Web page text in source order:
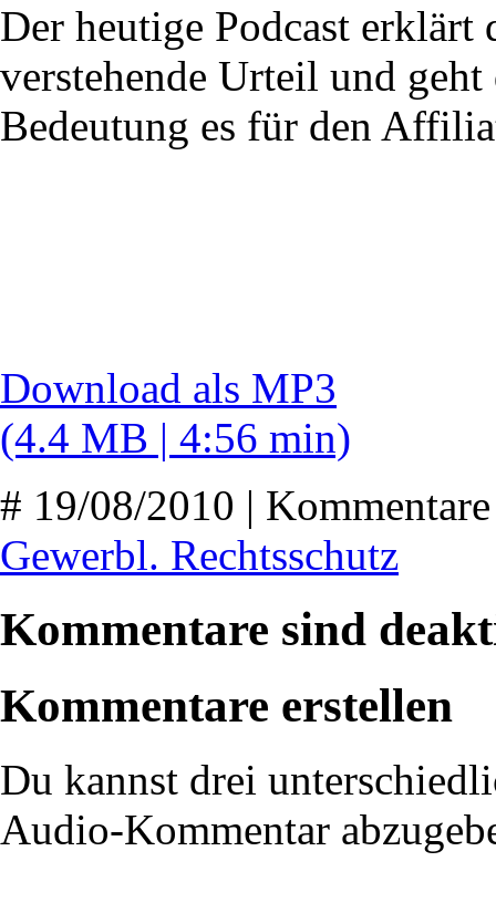
Der heutige Podcast erklärt
verstehende Urteil und
Bedeutung es für den
Download als MP3
(4.4 MB | 4:56 min)
# 19/08/2010 |
Gewerbl. Rechtsschutz
Kommentare sind
Kommentare erstellen
Du kannst drei
Audio-Kommentar